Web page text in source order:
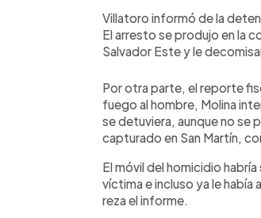
Villatoro informó de la
El arresto se produjo en la
Salvador Este y le
Por otra parte, el reporte
fuego al hombre, Molina
se detuviera, aunque no se
capturado en San Martín,
El móvil del homicidio
víctima e incluso ya le había
reza el informe.